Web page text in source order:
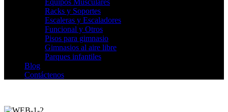
Equipos Musculares
Racks y Soportes
Escaleras y Escaladores
Funcional y Otros
Pisos para gimnasio
Gimnasios al aire libre
Parques infantiles
Blog
Contáctenos